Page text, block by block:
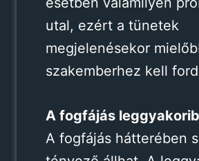
utal, ezért a tünetek
megjelenésekor
szakemberhez kell
A fogfájás
A fogfájás hátterében